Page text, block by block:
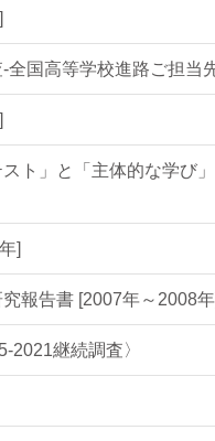
国高等学校進路ご担当
スト」と「主体的な学
]
報告書 [2007年～2008年]
2021継続調査〉